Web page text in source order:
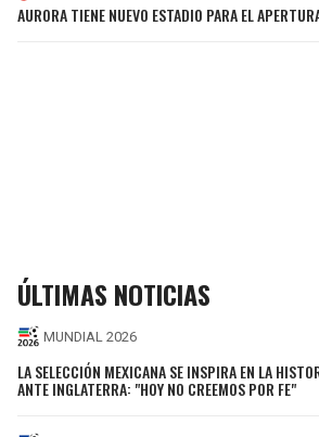
AURORA TIENE NUEVO ESTADIO PARA EL
ÚLTIMAS NOTICIAS
MUNDIAL 2026
LA SELECCIÓN MEXICANA SE INSPIRA EN LA
ANTE INGLATERRA: "HOY NO CREEMOS POR FE"